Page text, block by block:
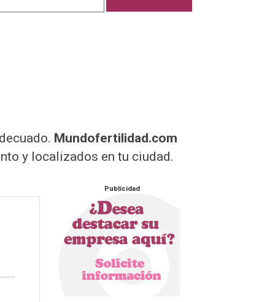
Mundofertilidad.com
y localizados en tu ciudad.
Publicidad